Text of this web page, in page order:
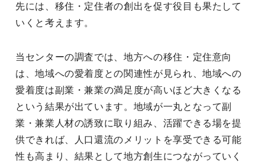
先には、移住・定住者の創出を促す役目も果たして
いくと考えます。
当センターの調査では、地方への移住・定住意向
は、地域への愛着度との関連性が見られ、地域への
愛着度は副業・兼業の満足度が高いほど大きくなる
という結果が出ています。地域が一丸となって副
業・兼業人材の誘致に取り組み、活躍できる場を提
供できれば、人口還流のメリットを享受できる可能
性も高まり、結果として地方創生につながっていく